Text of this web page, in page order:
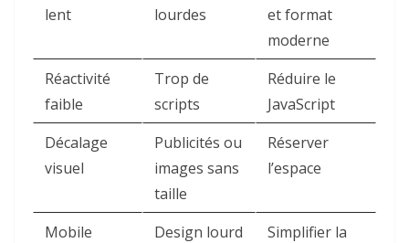
lent
lourdes
et format
moderne
Réactivité
faible
Trop de
scripts
Réduire le
JavaScript
Décalage
visuel
Publicités ou
images sans
taille
Réserver
l’espace
Mobile
Design lourd
Simplifier la